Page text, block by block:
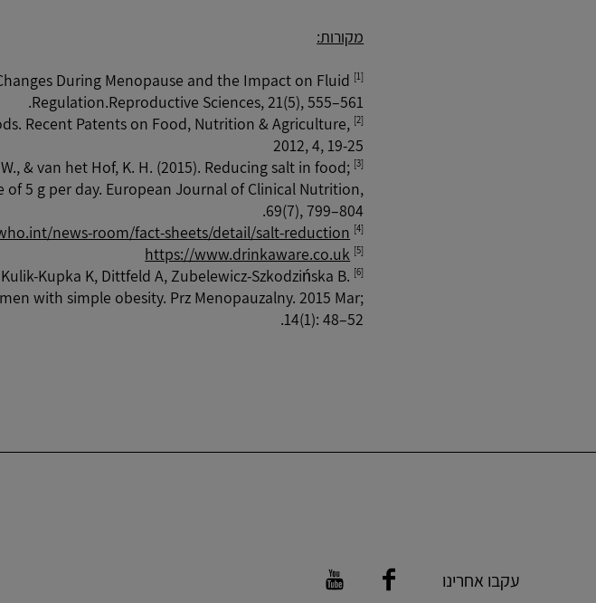
מקורות:
[1]
During Menopause and the Impact on Fluid
Regulation.Reproductive Sciences, 21(5), 555–561.
[2]
Recent Patents on Food, Nutrition & Agriculture,
2012, 4, 19-25
[3]
& van het Hof, K. H. (2015). Reducing salt in food;
5 g per day. European Journal of Clinical Nutrition,
69(7), 799–804.
[4]
news-room/fact-sheets/detail/salt-reduction
[5]
https://www.drinkaware.co.uk
[6]
Kupka K, Dittfeld A, Zubelewicz-Szkodzińska B.
with simple obesity. Prz Menopauzalny. 2015 Mar;
14(1): 48–52.
עקבו אחרינו